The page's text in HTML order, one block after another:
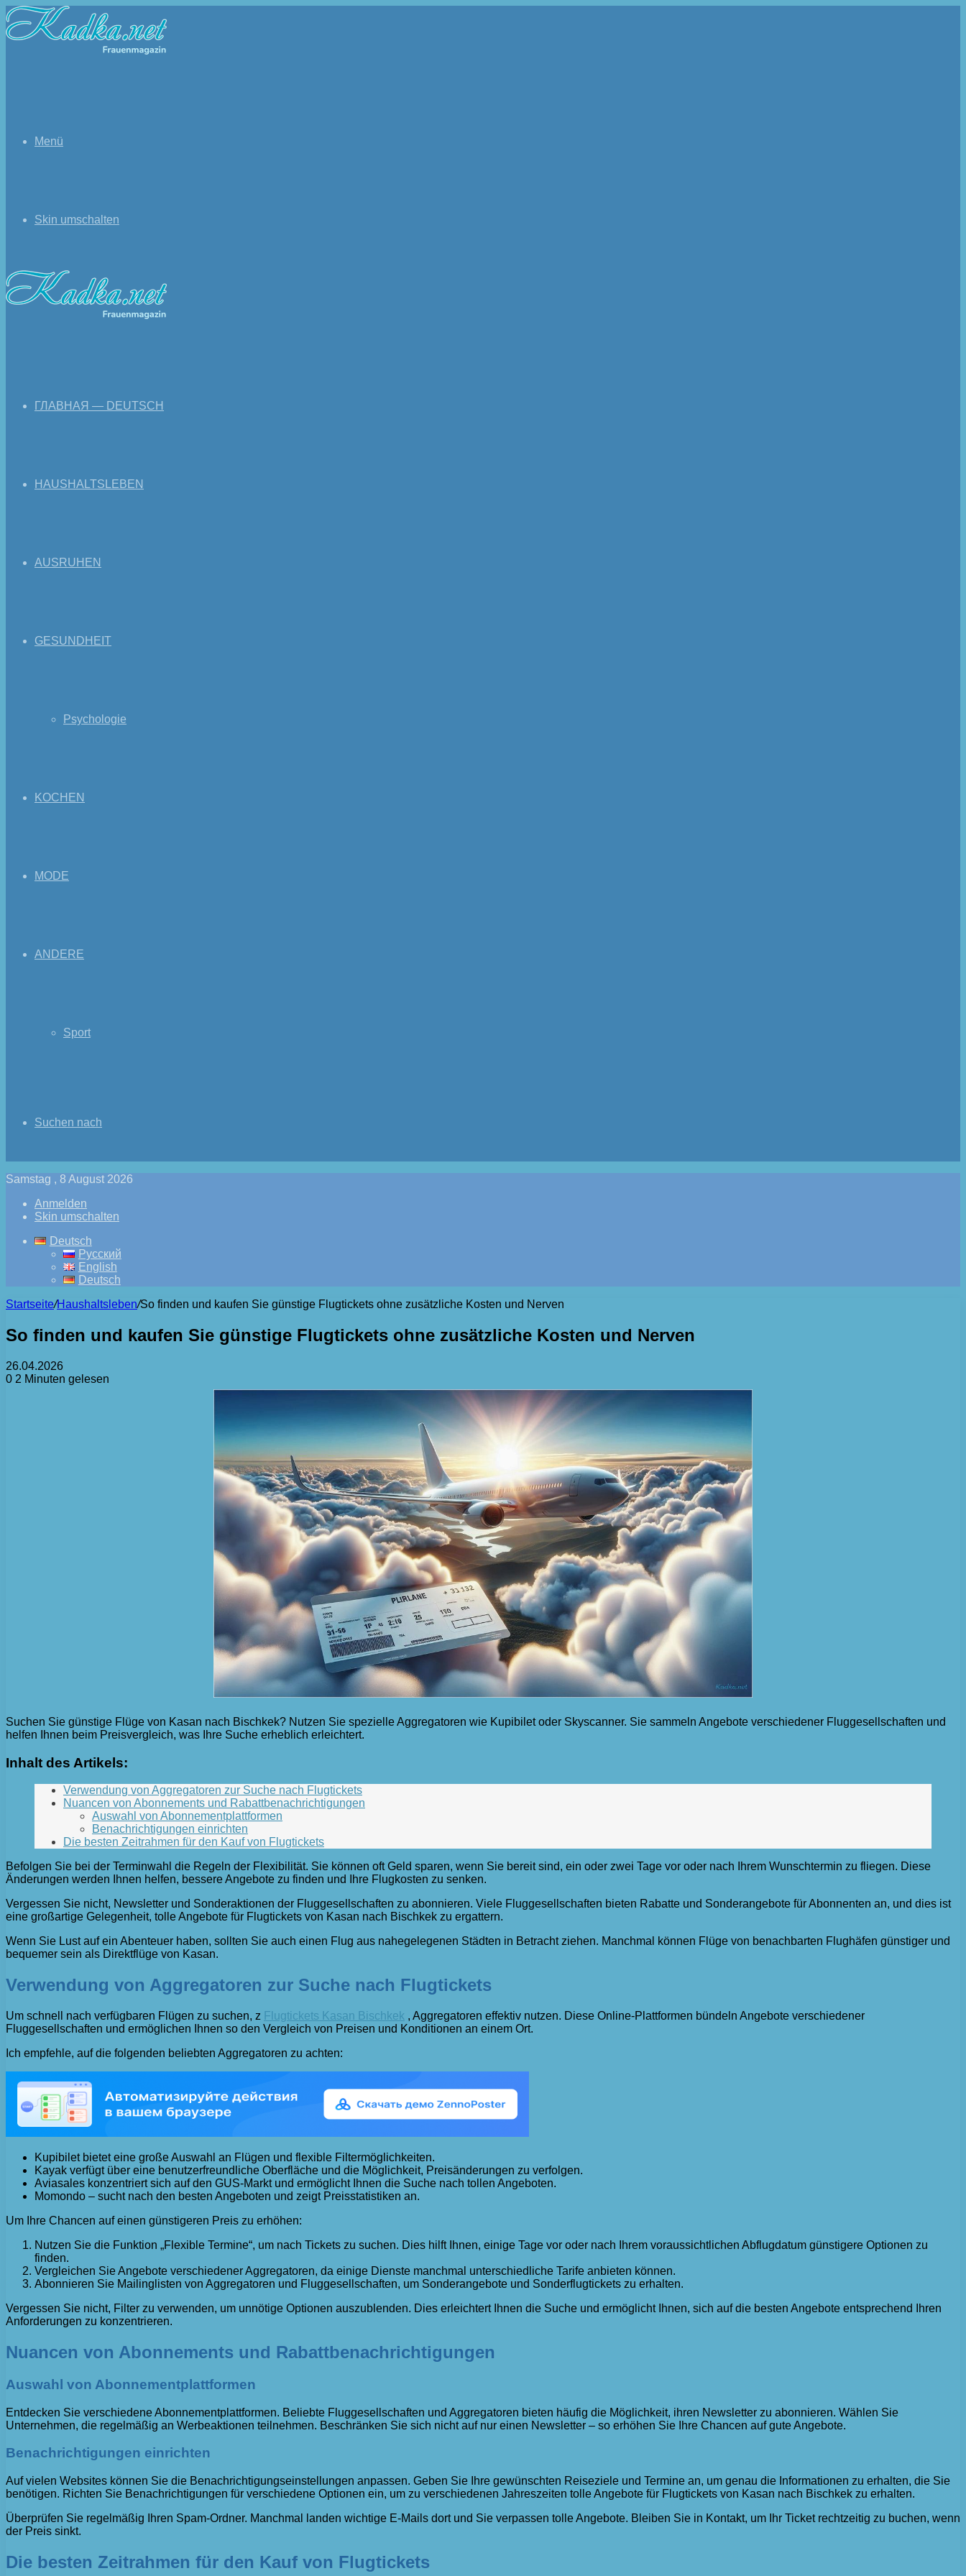
Menü
Skin umschalten
ГЛАВНАЯ — DEUTSCH
HAUSHALTSLEBEN
AUSRUHEN
GESUNDHEIT
Psychologie
KOCHEN
MODE
ANDERE
Sport
Suchen nach
Samstag , 8 August 2026
Anmelden
Skin umschalten
Deutsch
Русский
English
Deutsch
Startseite/Haushaltsleben/So finden und kaufen Sie günstige Flugtickets ohne zusätzliche Kosten und Nerven
So finden und kaufen Sie günstige Flugtickets ohne zusätzliche Kosten und Nerven
26.04.2026
0 2 Minuten gelesen
Suchen Sie günstige Flüge von Kasan nach Bischkek? Nutzen Sie spezielle Aggregatoren wie Kupibilet oder Skyscanner. Sie sammeln Angebote verschiedener Fluggesellschaften und
helfen Ihnen beim Preisvergleich, was Ihre Suche erheblich erleichtert.
Inhalt des Artikels:
Verwendung von Aggregatoren zur Suche nach Flugtickets
Nuancen von Abonnements und Rabattbenachrichtigungen
Auswahl von Abonnementplattformen
Benachrichtigungen einrichten
Die besten Zeitrahmen für den Kauf von Flugtickets
Befolgen Sie bei der Terminwahl die Regeln der Flexibilität. Sie können oft Geld sparen, wenn Sie bereit sind, ein oder zwei Tage vor oder nach Ihrem Wunschtermin zu fliegen. Diese
Änderungen werden Ihnen helfen, bessere Angebote zu finden und Ihre Flugkosten zu senken.
Vergessen Sie nicht, Newsletter und Sonderaktionen der Fluggesellschaften zu abonnieren. Viele Fluggesellschaften bieten Rabatte und Sonderangebote für Abonnenten an, und dies ist
eine großartige Gelegenheit, tolle Angebote für Flugtickets von Kasan nach Bischkek zu ergattern.
Wenn Sie Lust auf ein Abenteuer haben, sollten Sie auch einen Flug aus nahegelegenen Städten in Betracht ziehen. Manchmal können Flüge von benachbarten Flughäfen günstiger und
bequemer sein als Direktflüge von Kasan.
Verwendung von Aggregatoren zur Suche nach Flugtickets
Um schnell nach verfügbaren Flügen zu suchen, z Flugtickets Kasan Bischkek , Aggregatoren effektiv nutzen. Diese Online-Plattformen bündeln Angebote verschiedener
Fluggesellschaften und ermöglichen Ihnen so den Vergleich von Preisen und Konditionen an einem Ort.
Ich empfehle, auf die folgenden beliebten Aggregatoren zu achten:
Kupibilet bietet eine große Auswahl an Flügen und flexible Filtermöglichkeiten.
Kayak verfügt über eine benutzerfreundliche Oberfläche und die Möglichkeit, Preisänderungen zu verfolgen.
Aviasales konzentriert sich auf den GUS-Markt und ermöglicht Ihnen die Suche nach tollen Angeboten.
Momondo – sucht nach den besten Angeboten und zeigt Preisstatistiken an.
Um Ihre Chancen auf einen günstigeren Preis zu erhöhen:
Nutzen Sie die Funktion „Flexible Termine“, um nach Tickets zu suchen. Dies hilft Ihnen, einige Tage vor oder nach Ihrem voraussichtlichen Abflugdatum günstigere Optionen zu
finden.
Vergleichen Sie Angebote verschiedener Aggregatoren, da einige Dienste manchmal unterschiedliche Tarife anbieten können.
Abonnieren Sie Mailinglisten von Aggregatoren und Fluggesellschaften, um Sonderangebote und Sonderflugtickets zu erhalten.
Vergessen Sie nicht, Filter zu verwenden, um unnötige Optionen auszublenden. Dies erleichtert Ihnen die Suche und ermöglicht Ihnen, sich auf die besten Angebote entsprechend Ihren
Anforderungen zu konzentrieren.
Nuancen von Abonnements und Rabattbenachrichtigungen
Auswahl von Abonnementplattformen
Entdecken Sie verschiedene Abonnementplattformen. Beliebte Fluggesellschaften und Aggregatoren bieten häufig die Möglichkeit, ihren Newsletter zu abonnieren. Wählen Sie
Unternehmen, die regelmäßig an Werbeaktionen teilnehmen. Beschränken Sie sich nicht auf nur einen Newsletter – so erhöhen Sie Ihre Chancen auf gute Angebote.
Benachrichtigungen einrichten
Auf vielen Websites können Sie die Benachrichtigungseinstellungen anpassen. Geben Sie Ihre gewünschten Reiseziele und Termine an, um genau die Informationen zu erhalten, die Sie
benötigen. Richten Sie Benachrichtigungen für verschiedene Optionen ein, um zu verschiedenen Jahreszeiten tolle Angebote für Flugtickets von Kasan nach Bischkek zu erhalten.
Überprüfen Sie regelmäßig Ihren Spam-Ordner. Manchmal landen wichtige E-Mails dort und Sie verpassen tolle Angebote. Bleiben Sie in Kontakt, um Ihr Ticket rechtzeitig zu buchen, wenn
der Preis sinkt.
Die besten Zeitrahmen für den Kauf von Flugtickets